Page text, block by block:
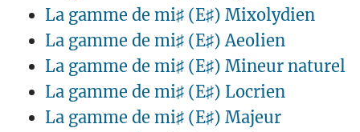
La gamme de mi♯ (E♯) Mixolydien
La gamme de mi♯ (E♯) Aeolien
La gamme de mi♯ (E♯) Mineur naturel
La gamme de mi♯ (E♯) Locrien
La gamme de mi♯ (E♯) Majeur